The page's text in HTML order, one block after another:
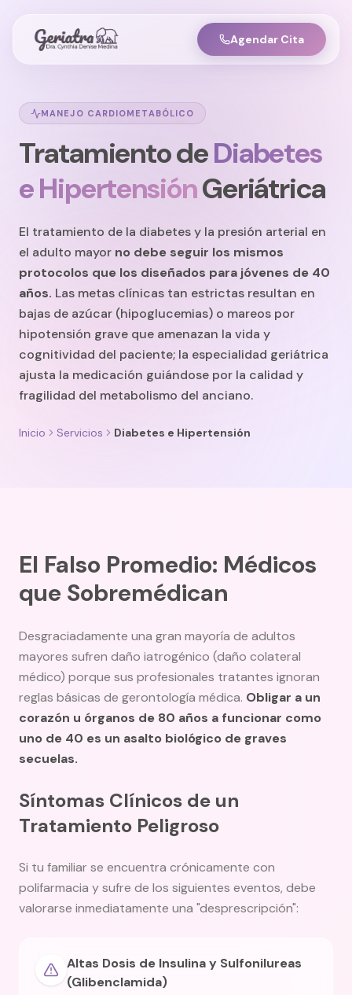
Agendar Cita
MANEJO CARDIOMETABÓLICO
Tratamiento deDiabetes
e HipertensiónGeriátrica
El tratamiento de la diabetes y la presión arterial en
el adulto mayor no debe seguir los mismos
protocolos que los diseñados para jóvenes de 40
años. Las metas clínicas tan estrictas resultan en
bajas de azúcar (hipoglucemias) o mareos por
hipotensión grave que amenazan la vida y
cognitividad del paciente; la especialidad geriátrica
ajusta la medicación guiándose por la calidad y
fragilidad del metabolismo del anciano.
Inicio Servicios Diabetes e Hipertensión
El Falso Promedio: Médicos
que Sobremédican
Desgraciadamente una gran mayoría de adultos
mayores sufren daño iatrogénico (daño colateral
médico) porque sus profesionales tratantes ignoran
reglas básicas de gerontología médica. Obligar a un
corazón u órganos de 80 años a funcionar como
uno de 40 es un asalto biológico de graves
secuelas.
Síntomas Clínicos de un
Tratamiento Peligroso
Si tu familiar se encuentra crónicamente con
polifarmacia y sufre de los siguientes eventos, debe
valorarse inmediatamente una "desprescripción":
Altas Dosis de Insulina y Sulfonilureas
(Glibenclamida)